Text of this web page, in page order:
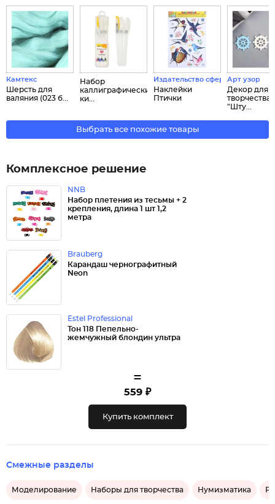
Камтекс
Шерсть для
валяния (023 б...
Набор
каллиграфических
ки...
Издательство сфера
Наклейки
Птички
Арт узор
Декор для
творчества
"Шту...
Выбрать все похожие товары
Комплексное решение
NNB
Набор плетения из тесьмы + 2
крепления, длина 1 шт 1,2
метра
Brauberg
Карандаш чернографитный
Neon
Estel Professional
Тон 118 Пепельно-
жемчужный блондин ультра
=
559 ₽
Купить комплект
Смежные разделы
Моделирование Наборы для творчества Нумизматика